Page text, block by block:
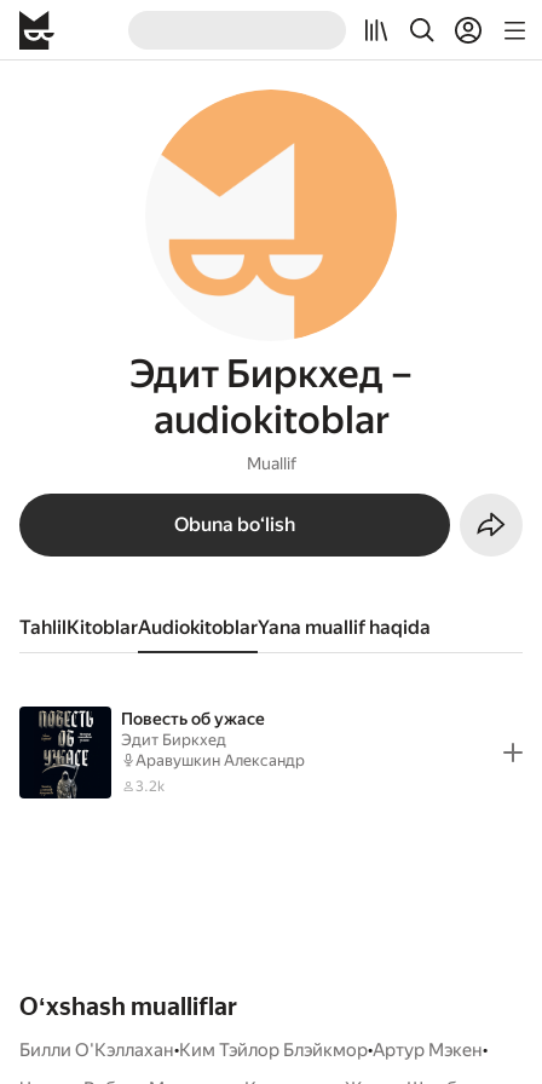
Эдит Биркхед –
audiokitoblar
Muallif
Obuna boʻlish
Tahlil kitoblar audiokitoblar Yana muallif haqida
Повесть об ужасе
Эдит Биркхед
Аравушкин Александр
3.2k
Oʻxshash mualliflar
Билли О'Кэллахан•Ким Тэйлор Блэйкмор•Артур Мэкен•